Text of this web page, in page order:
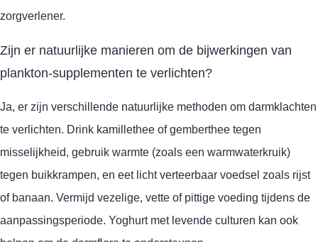
zorgverlener.
Zijn er natuurlijke manieren om de bijwerkingen van
plankton-supplementen te verlichten?
Ja, er zijn verschillende natuurlijke methoden om darmklachten
te verlichten. Drink kamillethee of gemberthee tegen
misselijkheid, gebruik warmte (zoals een warmwaterkruik)
tegen buikkrampen, en eet licht verteerbaar voedsel zoals rijst
of banaan. Vermijd vezelige, vette of pittige voeding tijdens de
aanpassingsperiode. Yoghurt met levende culturen kan ook